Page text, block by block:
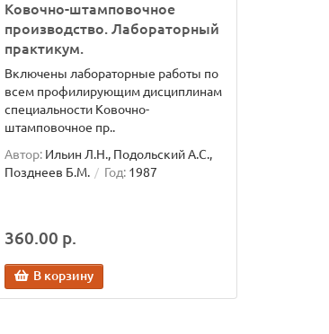
Ковочно-штамповочное
производство. Лабораторный
практикум.
Включены лабораторные работы по
всем профилирующим дисциплинам
специальности Ковочно-
штамповочное пр..
Автор: Ильин Л.Н., Подольский А.С.,
Позднеев Б.М.
Год: 1987
360.00 р.
В корзину